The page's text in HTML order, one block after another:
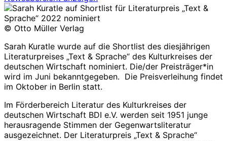
© Otto Müller Verlag
Sarah Kuratle wurde auf die Shortlist des diesjährigen
Literaturpreises „Text & Sprache“ des Kulturkreises der
deutschen Wirtschaft nominiert. Die/der Preisträger*in
wird im Juni bekanntgegeben. Die Preisverleihung findet
im Oktober in Berlin statt.
Im Förderbereich Literatur des Kulturkreises der
deutschen Wirtschaft BDI e.V. werden seit 1951 junge
herausragende Stimmen der Gegenwartsliteratur
ausgezeichnet. Der Literaturpreis „Text & Sprache“